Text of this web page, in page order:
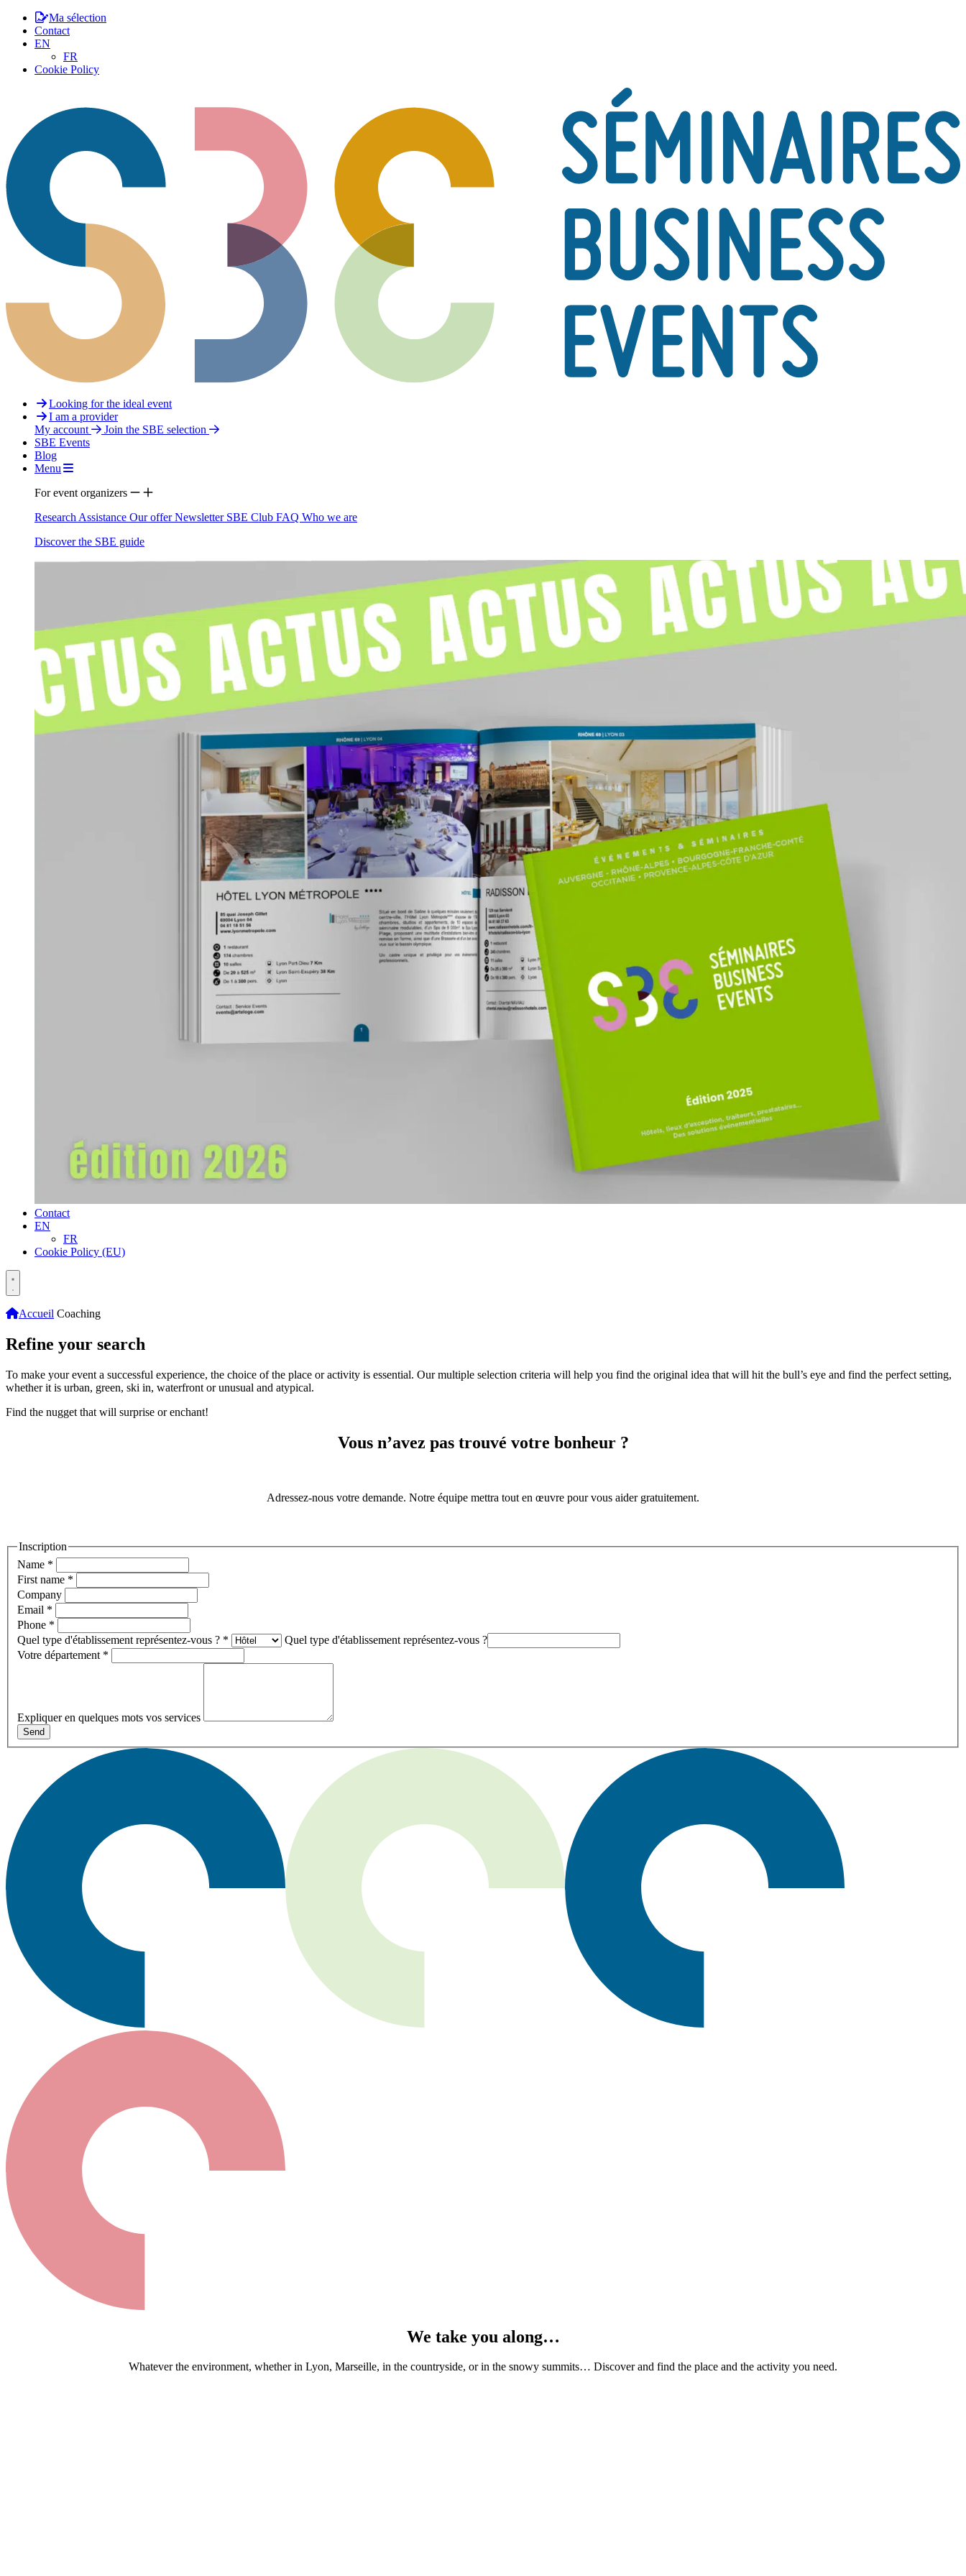
Ma sélection
Contact
EN
FR
Cookie Policy
Looking for the ideal event
I am a provider
My account
Join the SBE selection
SBE Events
Blog
Menu
For event organizers
Research Assistance Our offerNewsletter SBE Club FAQ Who we are
Discover the SBE guide
Contact
EN
FR
Cookie Policy (EU)
Accueil Coaching
Refine your search
To make your event a successful experience, the choice of the place or activity is essential. Our multiple selection criteria will help you find the original idea that will hit the bull’s eye and find the perfect setting,
whether it is urban, green, ski in, waterfront or unusual and atypical.
Find the nugget that will surprise or enchant!
Vous n’avez pas trouvé votre bonheur ?
Adressez-nous votre demande. Notre équipe mettra tout en œuvre pour vous aider gratuitement.
Inscription
Name *
First name *
Company
Email *
Phone *
Quel type d'établissement représentez-vous ? *
Quel type d'établissement représentez-vous ?
Votre département *
Expliquer en quelques mots vos services
Send
We take you along…
Whatever the environment, whether in Lyon, Marseille, in the countryside, or in the snowy summits… Discover and find the place and the activity you need.